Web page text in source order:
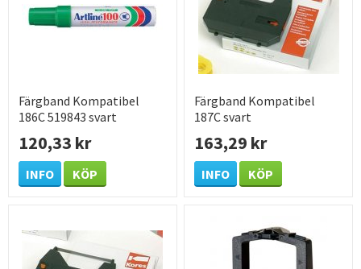
Färgband Kompatibel
186C 519843 svart
120,33 kr
INFO KÖP
Färgband Kompatibel
187C svart
163,29 kr
INFO KÖP